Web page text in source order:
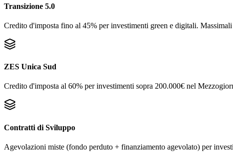
Transizione 5.0
Credito d'imposta fino al 45% per investimenti green e digitali.
ZES Unica Sud
Credito d'imposta al 60% per investimenti sopra 200.000€ nel
Contratti di Sviluppo
Agevolazioni miste (fondo perduto + finanziamento agevolato) per